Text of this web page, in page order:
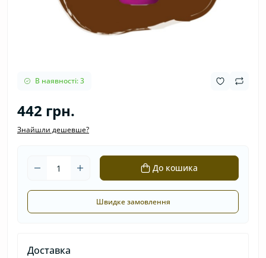
В наявності: 3
442 грн.
Знайшли дешевше?
До кошика
Швидке замовлення
Доставка